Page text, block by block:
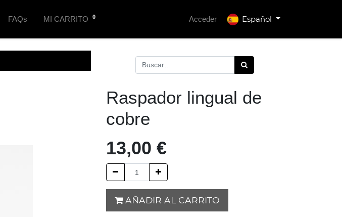
Español
FAQs MI CARRITO 0 Acceder
Raspador lingual de
cobre
13,00 €
AÑADIR AL CARRITO